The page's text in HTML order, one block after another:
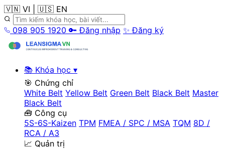
🇻🇳 VI 🇺🇸 EN
098 905 1920 🔑 Đăng nhập ✨ Đăng ký
📚 Khóa học ▾
🎯 Chứng chỉ
White Belt Yellow Belt Green Belt Black Belt Master
Black Belt
🧰 Công cụ
5S-6S-Kaizen TPM FMEA / SPC / MSA TQM 8D /
RCA / A3
📈 Quản trị